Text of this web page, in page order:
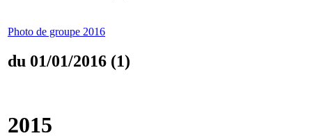
Photo de groupe 2016
du 01/01/2016 (1)
2015